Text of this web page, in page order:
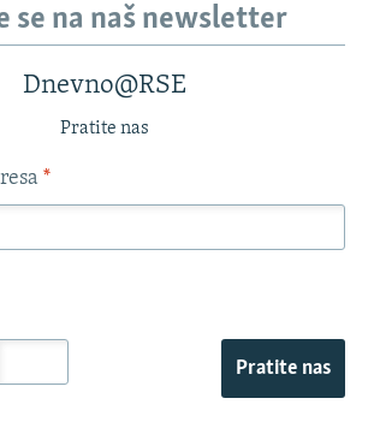
se na naš newsletter
Dnevno@RSE
Pratite nas
*
Pratite nas